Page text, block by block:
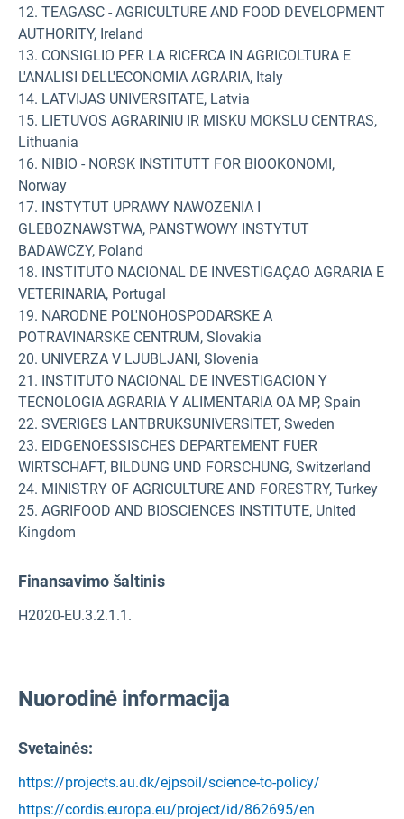
12. TEAGASC - AGRICULTURE AND FOOD DEVELOPMENT
AUTHORITY, Ireland
13. CONSIGLIO PER LA RICERCA IN AGRICOLTURA E
L'ANALISI DELL'ECONOMIA AGRARIA, Italy
14. LATVIJAS UNIVERSITATE, Latvia
15. LIETUVOS AGRARINIU IR MISKU MOKSLU CENTRAS,
Lithuania
16. NIBIO - NORSK INSTITUTT FOR BIOOKONOMI,
Norway
17. INSTYTUT UPRAWY NAWOZENIA I
GLEBOZNAWSTWA, PANSTWOWY INSTYTUT
BADAWCZY, Poland
18. INSTITUTO NACIONAL DE INVESTIGAÇAO AGRARIA E
VETERINARIA, Portugal
19. NARODNE POL'NOHOSPODARSKE A
POTRAVINARSKE CENTRUM, Slovakia
20. UNIVERZA V LJUBLJANI, Slovenia
21. INSTITUTO NACIONAL DE INVESTIGACION Y
TECNOLOGIA AGRARIA Y ALIMENTARIA OA MP, Spain
22. SVERIGES LANTBRUKSUNIVERSITET, Sweden
23. EIDGENOESSISCHES DEPARTEMENT FUER
WIRTSCHAFT, BILDUNG UND FORSCHUNG, Switzerland
24. MINISTRY OF AGRICULTURE AND FORESTRY, Turkey
25. AGRIFOOD AND BIOSCIENCES INSTITUTE, United
Kingdom
Finansavimo šaltinis
H2020-EU.3.2.1.1.
Nuorodinė informacija
Svetainės:
https://projects.au.dk/ejpsoil/science-to-policy/
https://cordis.europa.eu/project/id/862695/en